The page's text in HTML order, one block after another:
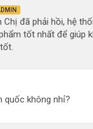
Chị đã phải hồi, hệ
tốt nhất để giúp
quốc không nhỉ?